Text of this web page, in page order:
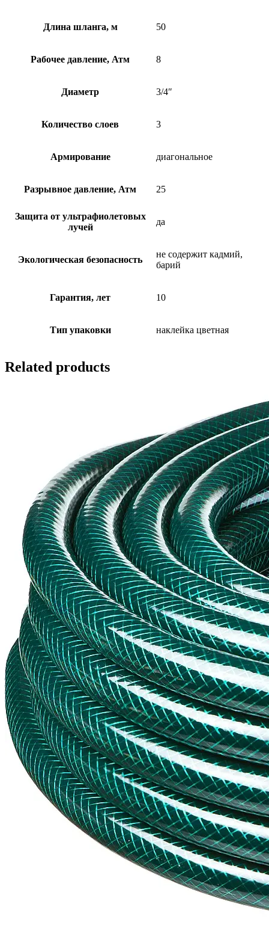
Длина шланга, м 50
Рабочее давление, Атм 8
Диаметр 3/4″
Количество слоев 3
Армирование диагональное
Разрывное давление, Атм 25
Защита от ультрафиолетовых
лучей
да
Экологическая безопасность
не содержит кадмий,
барий
Гарантия, лет 10
Тип упаковки наклейка цветная
Related products